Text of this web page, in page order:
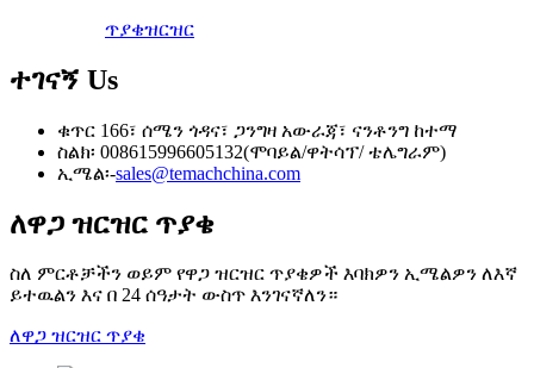
ጥያቄዝርዝር
ተገናኝ Us
ቁጥር 166፣ ሰሜን ጎዳና፣ ጋንግዛ አውራጃ፣ ናንቶንግ ከተማ
ስልክ፡ 008615996605132(ሞባይል/ዋትሳፕ/ ቴሌግራም)
ኢሜል፡-sales@temachchina.com
ለዋጋ ዝርዝር ጥያቄ
ስለ ምርቶቻችን ወይም የዋጋ ዝርዝር ጥያቄዎች እባክዎን ኢሜልዎን ለእኛ
ይተዉልን እና በ 24 ሰዓታት ውስጥ እንገናኛለን።
ለዋጋ ዝርዝር ጥያቄ